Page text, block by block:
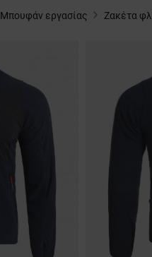
Μπουφάν εργασίας Ζακέτα